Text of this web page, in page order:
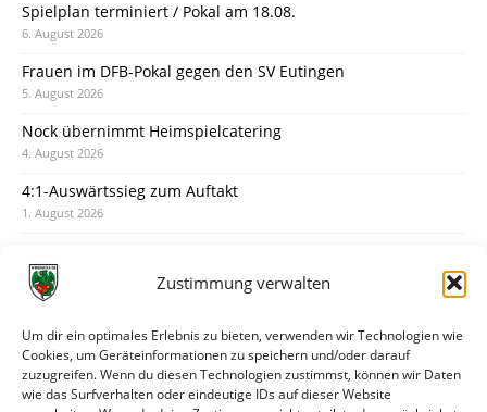
Zustimmung verwalten
Um dir ein optimales Erlebnis zu bieten, verwenden wir Technologien wie
Cookies, um Geräteinformationen zu speichern und/oder darauf
zuzugreifen. Wenn du diesen Technologien zustimmst, können wir Daten
wie das Surfverhalten oder eindeutige IDs auf dieser Website
Spielplan terminiert / Pokal am 18.08.
6. August 2026
Frauen im DFB-Pokal gegen den SV Eutingen
5. August 2026
Nock übernimmt Heimspielcatering
4. August 2026
4:1-Auswärtssieg zum Auftakt
1. August 2026
31. Juli 2026
30. Juli 2026
Deine Spielminute: 89+1
28. Juli 2026